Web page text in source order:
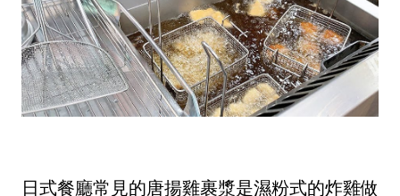
日式餐廳常見的唐揚雞裹漿是濕粉式的炸雞做